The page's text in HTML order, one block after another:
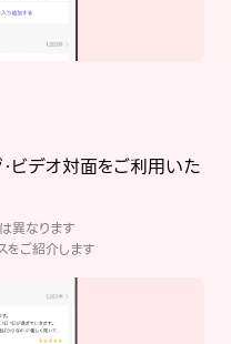
・ビデオ対面をご利用いた
異なります
をご紹介します